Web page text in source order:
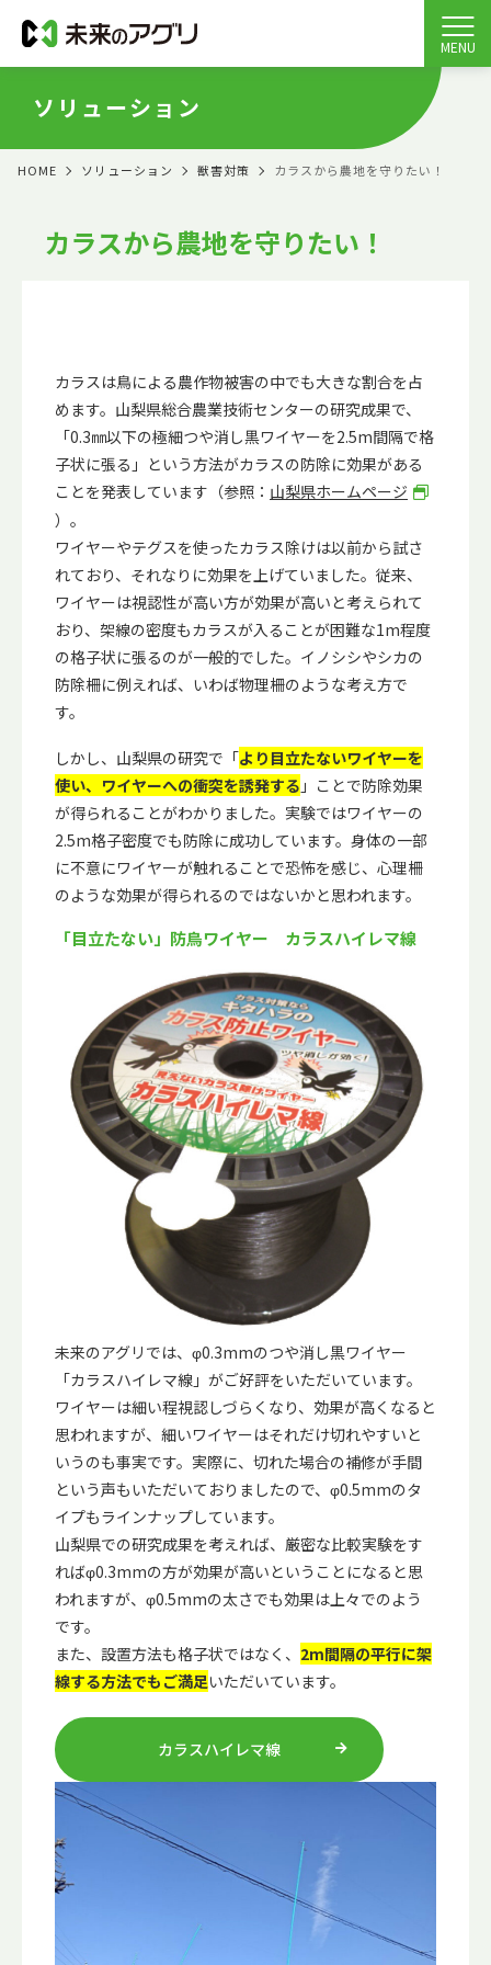
MENU
ソリューション
HOME ソリューション 獣害対策 カラスから農地を守りたい！
カラスから農地を守りたい！
カラスは鳥による農作物被害の中でも大きな割合を占
めます。山梨県総合農業技術センターの研究成果で、
「0.3㎜以下の極細つや消し黒ワイヤーを2.5m間隔で格
子状に張る」という方法がカラスの防除に効果がある
ことを発表しています（参照： 山梨県ホームページ
）。
ワイヤーやテグスを使ったカラス除けは以前から試さ
れており、それなりに効果を上げていました。従来、
ワイヤーは視認性が高い方が効果が高いと考えられて
おり、架線の密度もカラスが入ることが困難な1m程度
の格子状に張るのが一般的でした。イノシシやシカの
防除柵に例えれば、いわば物理柵のような考え方で
す。
しかし、山梨県の研究で「より目立たないワイヤーを
使い、ワイヤーへの衝突を誘発する 」ことで防除効果
が得られることがわかりました。実験ではワイヤーの
2.5m格子密度でも防除に成功しています。身体の一部
に不意にワイヤーが触れることで恐怖を感じ、心理柵
のような効果が得られるのではないかと思われます。
「目立たない」防鳥ワイヤー カラスハイレマ線
未来のアグリでは、φ0.3mmのつや消し黒ワイヤー
「カラスハイレマ線」がご好評をいただいています。
ワイヤーは細い程視認しづらくなり、効果が高くなると
思われますが、細いワイヤーはそれだけ切れやすいと
いうのも事実です。実際に、切れた場合の補修が手間
という声もいただいておりましたので、φ0.5mmのタ
イプもラインナップしています。
山梨県での研究成果を考えれば、厳密な比較実験をす
ればφ0.3mmの方が効果が高いということになると思
われますが、φ0.5mmの太さでも効果は上々でのよう
です。
また、設置方法も格子状ではなく、 2m間隔の平行に架
線する方法でもご満足いただいています。
カラスハイレマ線